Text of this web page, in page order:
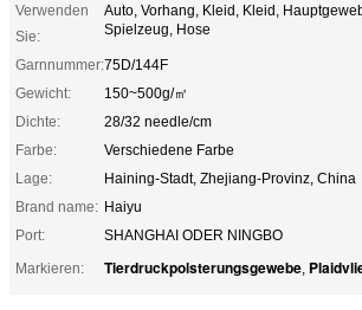
Verwenden
Sie:
Auto, Vorhang, Kleid, Kleid,
Spielzeug, Hose
Garnnummer:75D/144F
Gewicht:
150~500g/㎡
Dichte:
28/32 needle/cm
Farbe:
Verschiedene Farbe
Lage:
Haining-Stadt, Zhejiang-Provinz, China
Brand name: Haiyu
Port:
SHANGHAI ODER NINGBO
Markieren:
Tierdruckpolsterungsgewebe,